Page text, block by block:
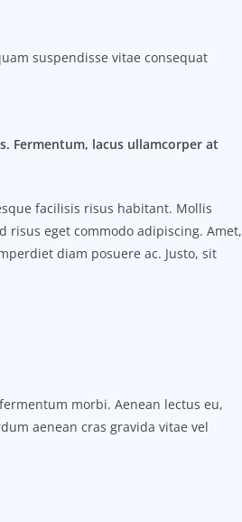
suspendisse vitae consequat
Fermentum, lacus ullamcorper at
facilisis risus habitant. Mollis
eget commodo adipiscing. Amet,
diam posuere ac. Justo, sit
morbi. Aenean lectus eu,
aenean cras gravida vitae vel